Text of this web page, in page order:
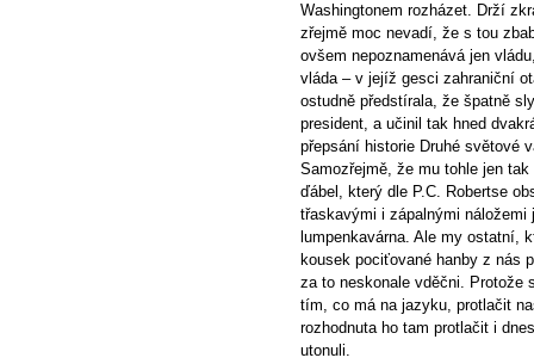
Washingtonem rozházet. Drží
zřejmě moc nevadí, že s tou
ovšem nepoznamenává jen
vláda – v jejíž gesci zahraniční
ostudně předstírala, že špatně
president, a učinil tak hned
přepsání historie Druhé světové
Samozřejmě, že mu tohle jen
ďábel, který dle P.C. Robertse
třaskavými i zápalnými
lumpenkavárna. Ale my ostatní,
kousek pociťované hanby z nás
za to neskonale vděčni. Protože
tím, co má na jazyku, protlačit
rozhodnuta ho tam protlačit i
utonuli.